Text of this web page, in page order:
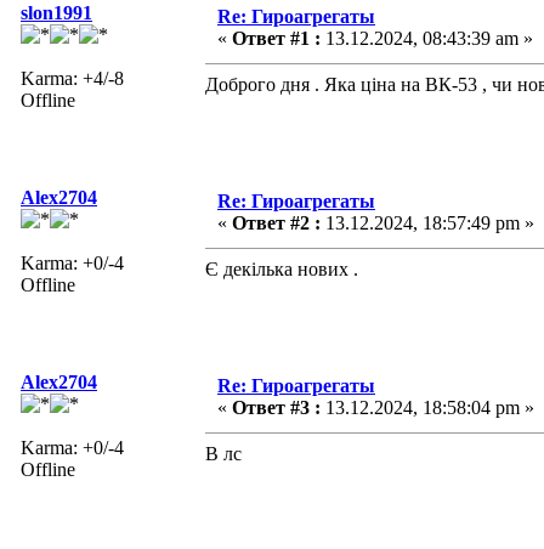
slon1991
Karma: +4/-8
Offline
Re: Гироагрегаты
« Ответ #1 : 13.12.2024, 08:43:39 am »
Доброго дня . Яка ціна на ВК-53 , чи
Alex2704
Karma: +0/-4
Offline
Re: Гироагрегаты
« Ответ #2 : 13.12.2024, 18:57:49 pm »
Є декілька нових .
Alex2704
Karma: +0/-4
Offline
Re: Гироагрегаты
« Ответ #3 : 13.12.2024, 18:58:04 pm »
В лс